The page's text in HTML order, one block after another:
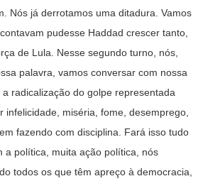
Nós já derrotamos uma ditadura. Vamos
pudesse Haddad crescer tanto,
de Lula. Nesse segundo turno, nós,
palavra, vamos conversar com nossa
radicalização do golpe representada
infelicidade, miséria, fome, desemprego,
fazendo com disciplina. Fará isso tudo
a política, muita ação política, nós
todos os que têm apreço à democracia,